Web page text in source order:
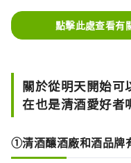
點擊此處查看有
關於從明天開始可
在也是清酒愛好者
①清酒釀酒廠和酒品牌